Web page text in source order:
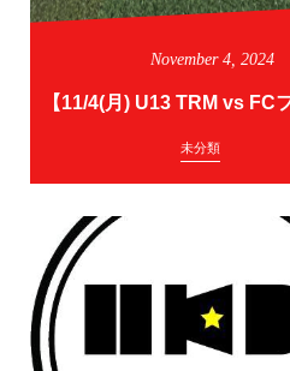
November 4 ,2024
未分類